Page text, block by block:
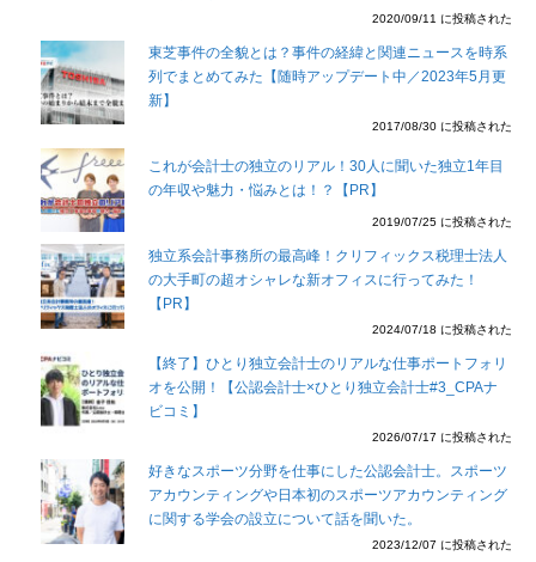
2020/09/11 に投稿された
東芝事件の全貌とは？事件の経緯と関連ニュースを時系
列でまとめてみた【随時アップデート中／2023年5月更
新】
2017/08/30 に投稿された
これが会計士の独立のリアル！30人に聞いた独立1年目
の年収や魅力・悩みとは！？【PR】
2019/07/25 に投稿された
独立系会計事務所の最高峰！クリフィックス税理士法人
の大手町の超オシャレな新オフィスに行ってみた！
【PR】
2024/07/18 に投稿された
【終了】ひとり独立会計士のリアルな仕事ポートフォリ
オを公開！【公認会計士×ひとり独立会計士#3_CPAナ
ビコミ】
2026/07/17 に投稿された
好きなスポーツ分野を仕事にした公認会計士。スポーツ
アカウンティングや日本初のスポーツアカウンティング
に関する学会の設立について話を聞いた。
2023/12/07 に投稿された